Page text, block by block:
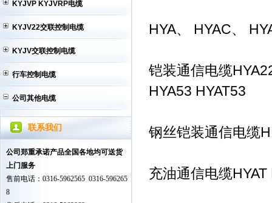
KYJVP KYJVRP电缆
KYJV22交联控制电缆
KYJV交联控制电缆
行车控制电缆
公司其他电缆
联系我们
公司郑重承诺产品全国各地均可送货
上门服务
售前电话：0316-5962565 0316-596265
8
HYA、 HYAC、
铠装通信电缆
HYA53 HYAT53
钢丝铠装通信电缆
充油通信电缆HYAT